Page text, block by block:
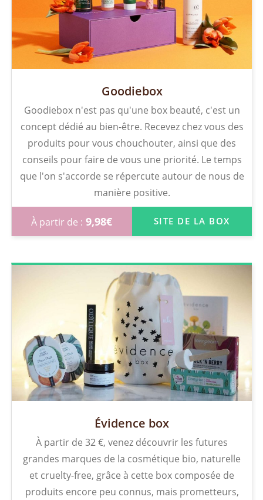
Goodiebox
Goodiebox n'est pas qu'une box beauté, c'est un
concept dédié au bien-être. Recevez chez vous des
produits pour vous chouchouter, ainsi que des
conseils pour faire de vous une priorité. Le temps
que l'on s'accorde se répercute autour de nous de
manière positive.
9,98€ SITE DE LA BOX
Évidence box
À partir de 32 €, venez découvrir les futures
grandes marques de la cosmétique bio, naturelle
et cruelty-free, grâce à cette box composée de
produits encore peu connus, mais prometteurs,